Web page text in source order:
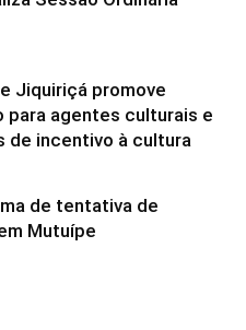
Jiquiriçá promove
para agentes culturais e
de incentivo à cultura
de tentativa de
Mutuípe